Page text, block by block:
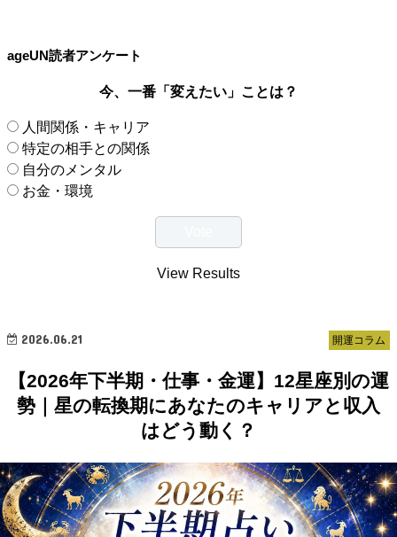
ageUN読者アンケート
今、一番「変えたい」ことは？
人間関係・キャリア
特定の相手との関係
自分のメンタル
お金・環境
View Results
開運コラム
2026.06.21
【2026年下半期・仕事・金運】12星座別の運
勢｜星の転換期にあなたのキャリアと収入
はどう動く？